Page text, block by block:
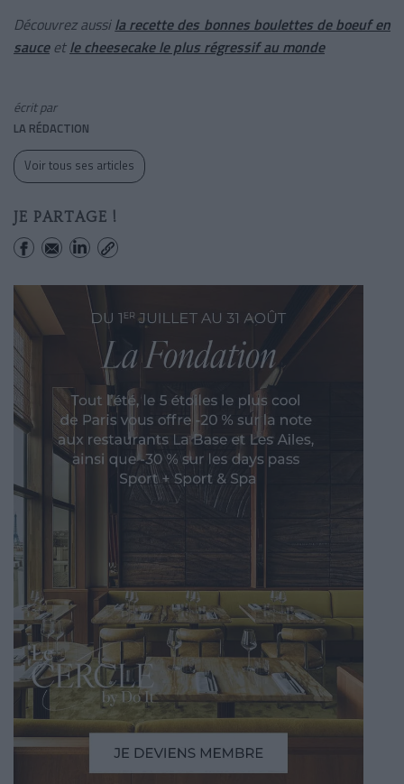
Découvrez aussila recette des bonnes boulettes de boeuf en
sauceetle cheesecake le plus régressif au monde
écrit par
LA RÉDACTION
Voir tous ses articles
JE PARTAGE !